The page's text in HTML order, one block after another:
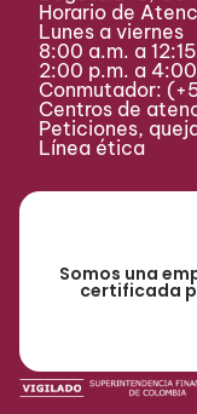
Horario de
Lunes a viernes
8:00 a.m. a
2:00 p.m. a
Conmutador:
Centros de
Peticiones,
Línea ética
Somos una
certificada